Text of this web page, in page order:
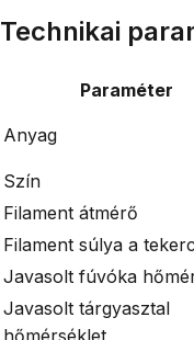
Technikai
Paraméter
Anyag
Szín
Filament átmérő
Filament súlya a
Javasolt fúvóka
Javasolt tárgyasztal